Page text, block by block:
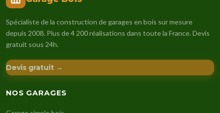
Spécialiste de la construction de garages en bois sur mesure
depuis 2008. Plus de 4 200 réalisations dans toute la France. Devis
gratuit sous 24h.
Devis gratuit →
NOS GARAGES